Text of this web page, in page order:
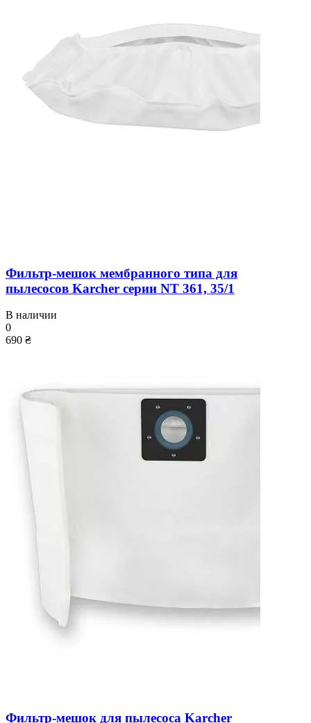
Фильтр-мешок мембранного типа для
пылесосов Karcher серии NT 361, 35/1
В наличии
0
690 ₴
Фильтр-мешок для пылесоса Karcher